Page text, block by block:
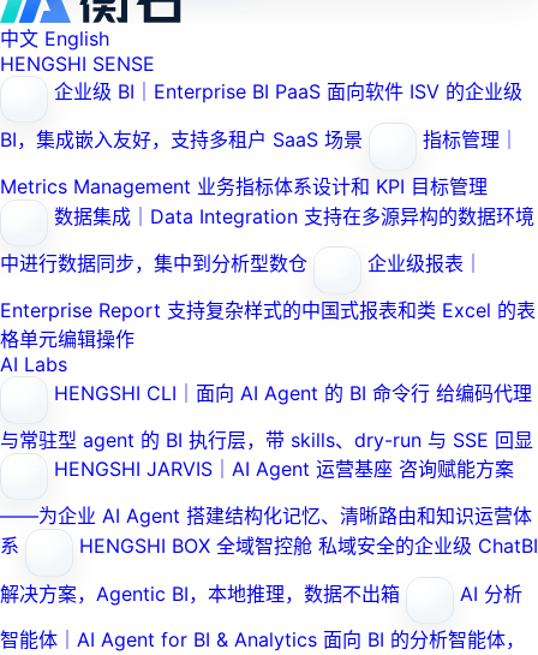
中文 English
HENGSHI SENSE
企业级 BI｜Enterprise BI PaaS 面向软件 ISV 的企业级
BI，集成嵌入友好，支持多租户 SaaS 场景
指标管理｜
Metrics Management 业务指标体系设计和 KPI 目标管理
数据集成｜Data Integration 支持在多源异构的数据环境
中进行数据同步，集中到分析型数仓
企业级报表｜
Enterprise Report 支持复杂样式的中国式报表和类 Excel 的表
格单元编辑操作
AI Labs
HENGSHI CLI｜面向 AI Agent 的 BI 命令行 给编码代理
与常驻型 agent 的 BI 执行层，带 skills、dry-run 与 SSE 回显
HENGSHI JARVIS｜AI Agent 运营基座 咨询赋能方案
——为企业 AI Agent 搭建结构化记忆、清晰路由和知识运营体
系
HENGSHI BOX 全域智控舱 私域安全的企业级 ChatBI
解决方案，Agentic BI，本地推理，数据不出箱
AI 分析
智能体｜AI Agent for BI & Analytics 面向 BI 的分析智能体，